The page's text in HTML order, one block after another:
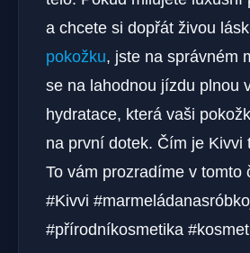
a chcete si dopřát živou
pokožku, jste na správném
se na lahodnou jízdu plnou
hydratace, která vaši
na první dotek. Čím je Kivvi
To vám prozradíme v tomto
#Kivvi
#přírodníkosmetika